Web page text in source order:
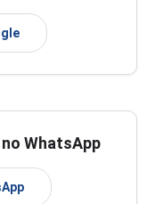
WhatsApp